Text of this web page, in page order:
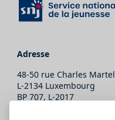
Adresse
48-50 rue Charles Martel
L-2134 Luxembourg
BP 707, L-2017